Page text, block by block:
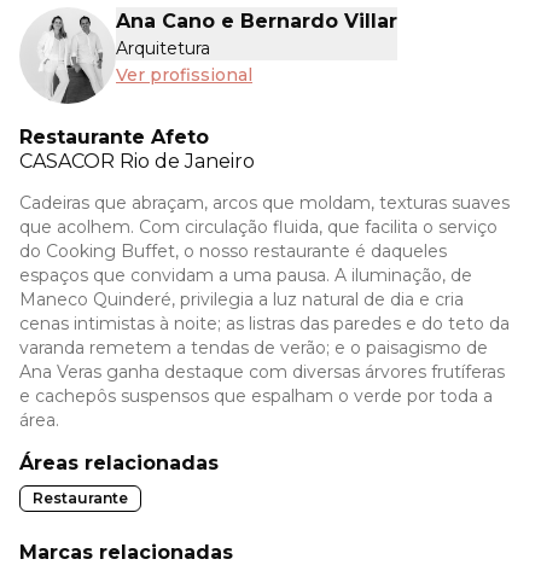
Ana Cano e Bernardo Villar
Arquitetura
Ver profissional
Restaurante Afeto
CASACOR Rio de Janeiro
Cadeiras que abraçam, arcos que moldam, texturas suaves
que acolhem. Com circulação fluida, que facilita o serviço
do Cooking Buffet, o nosso restaurante é daqueles
espaços que convidam a uma pausa. A iluminação, de
Maneco Quinderé, privilegia a luz natural de dia e cria
cenas intimistas à noite; as listras das paredes e do teto da
varanda remetem a tendas de verão; e o paisagismo de
Ana Veras ganha destaque com diversas árvores frutíferas
e cachepôs suspensos que espalham o verde por toda a
área.
Áreas relacionadas
Restaurante
Marcas relacionadas